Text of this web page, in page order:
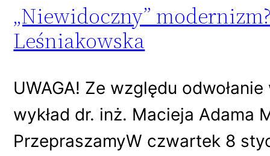
„Niewidoczny”
Leśniakowska
UWAGA! Ze względu
wykład dr. inż. Macieja
PrzepraszamyW czwartek 8